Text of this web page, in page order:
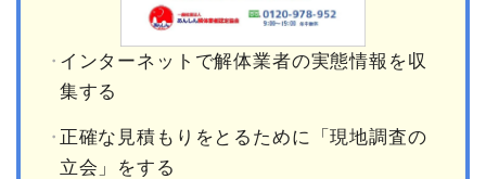
インターネットで解体業者の実態情報を収
集する
正確な見積もりをとるために「現地調査の
立会」をする